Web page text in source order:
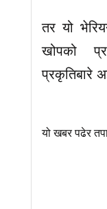
तर यो
खोपको
प्रकृतिबारे
यो खबर पढेर